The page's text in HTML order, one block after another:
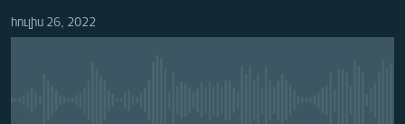
ՂԱՐԱԲԱՂ
հուլիս 26, 2022